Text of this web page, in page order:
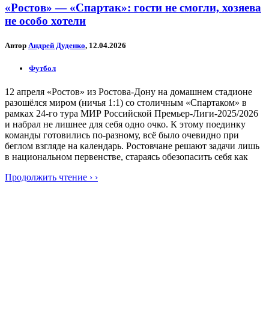
«Ростов» — «Спартак»: гости не смогли, хозяева
не особо хотели
Автор Андрей Дуденко, 12.04.2026
Футбол
12 апреля «Ростов» из Ростова-Дону на домашнем стадионе
разошёлся миром (ничья 1:1) со столичным «Спартаком» в
рамках 24-го тура МИР Российской Премьер-Лиги-2025/2026
и набрал не лишнее для себя одно очко. К этому поединку
команды готовились по-разному, всё было очевидно при
беглом взгляде на календарь. Ростовчане решают задачи лишь
в национальном первенстве, стараясь обезопасить себя как
Продолжить чтение › ›